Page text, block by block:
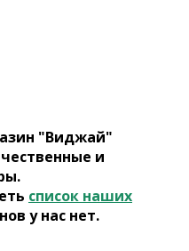
"Виджай"
и
список наших
у нас нет.